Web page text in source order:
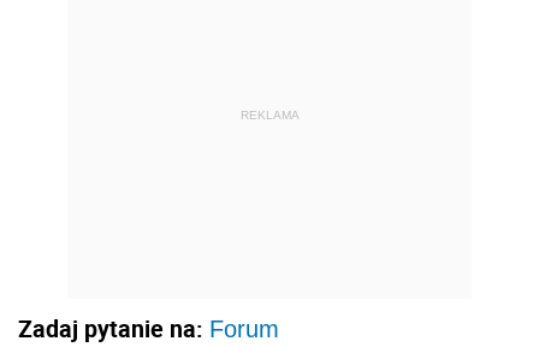
REKLAMA
Zadaj pytanie na: Forum